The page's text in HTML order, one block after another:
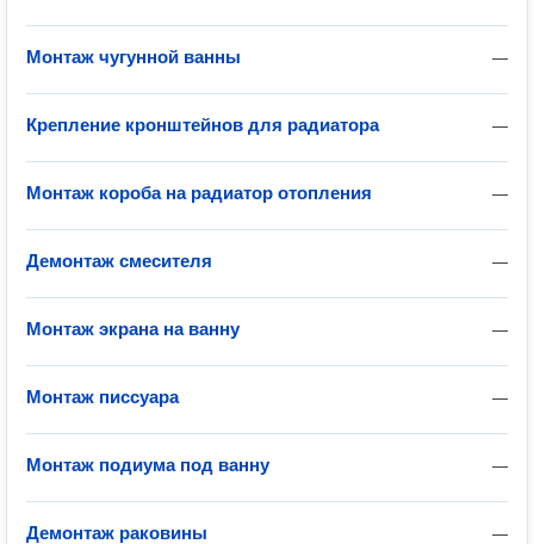
—
Монтаж чугунной ванны
—
Крепление кронштейнов для радиатора
—
Монтаж короба на радиатор отопления
—
Демонтаж смесителя
—
Монтаж экрана на ванну
—
Монтаж писсуара
—
Монтаж подиума под ванну
—
Демонтаж раковины